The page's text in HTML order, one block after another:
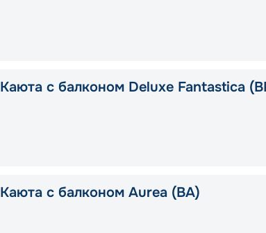
Каюта с балконом Deluxe Fantastica
Каюта с балконом Aurea (BA)